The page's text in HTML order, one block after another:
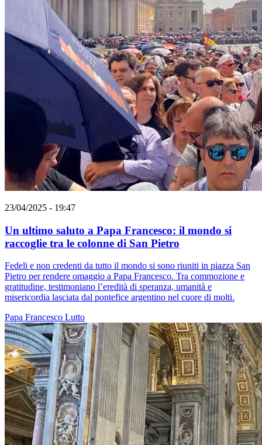
23/04/2025 - 19:47
Un ultimo saluto a Papa Francesco: il mondo si
raccoglie tra le colonne di San Pietro
Fedeli e non credenti da tutto il mondo si sono riuniti in piazza San
Pietro per rendere omaggio a Papa Francesco. Tra commozione e
gratitudine, testimoniano l’eredità di speranza, umanità e
misericordia lasciata dal pontefice argentino nel cuore di molti.
Papa Francesco Lutto